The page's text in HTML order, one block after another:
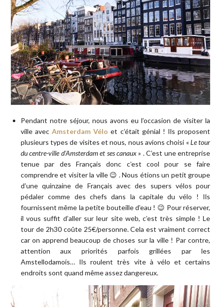
Pendant notre séjour, nous avons eu l’occasion de visiter la
ville avecAmsterdam Vélo et c’était génial ! Ils proposent
plusieurs types de visites et nous, nous avions choisi «Le tour
du centre-ville d’Amsterdam et ses canaux» . C’est une entreprise
tenue par des Français donc c’est cool pour se faire
comprendre et visiter la ville 😉 . Nous étions un petit groupe
d’une quinzaine de Français avec des supers vélos pour
pédaler comme des chefs dans la capitale du vélo ! Ils
fournissent même la petite bouteille d’eau ! 😉 Pour réserver,
il vous suffit d’aller sur leur site web, c’est très simple ! Le
tour de 2h30 coûte 25€/personne. Cela est vraiment correct
car on apprend beaucoup de choses sur la ville ! Par contre,
attention aux priorités parfois grillées par les
Amstellodamois… Ils roulent très vite à vélo et certains
endroits sont quand même assez dangereux.